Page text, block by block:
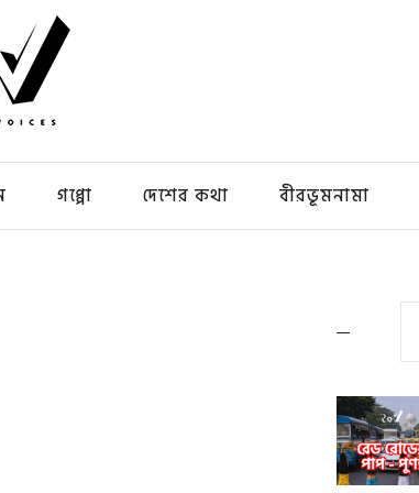
গপ্পো দেশের কথা বীরভূমনামা